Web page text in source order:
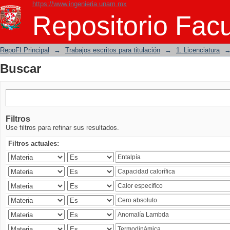
https://www.ingenieria.unam.mx
Repositorio
Buscar
RepoFI Principal → Trabajos escritos para titulación → 1. Licenciatura
Buscar
Filtros
Use filtros para refinar sus resultados.
Filtros actuales: